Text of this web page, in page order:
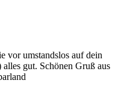
vor umstandslos auf dein
gut. Schönen Gruß aus